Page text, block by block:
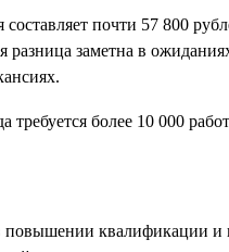
почти 57 800
заметна в
квалификации и